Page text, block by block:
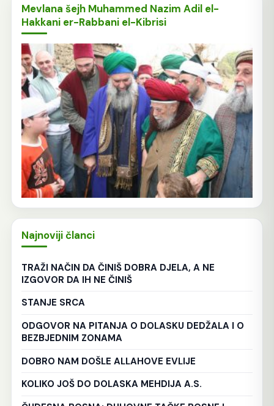
Mevlana šejh Muhammed Nazim Adil el-
Hakkani er-Rabbani el-Kibrisi
Najnoviji članci
TRAŽI NAČIN DA ČINIŠ DOBRA DJELA, A NE
IZGOVOR DA IH NE ČINIŠ
STANJE SRCA
ODGOVOR NA PITANJA O DOLASKU DEDŽALA I O
BEZBJEDNIM ZONAMA
DOBRO NAM DOŠLE ALLAHOVE EVLIJE
KOLIKO JOŠ DO DOLASKA MEHDIJA A.S.